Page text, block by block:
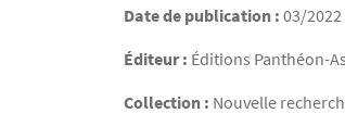
Date de publication : 03/2022
Éditeur : Éditions Panthéon-
Collection : Nouvelle